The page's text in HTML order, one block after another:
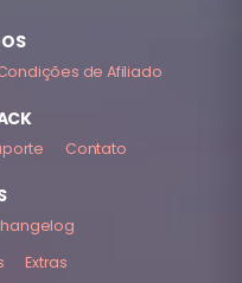
de Afiliado
Contato
Extras